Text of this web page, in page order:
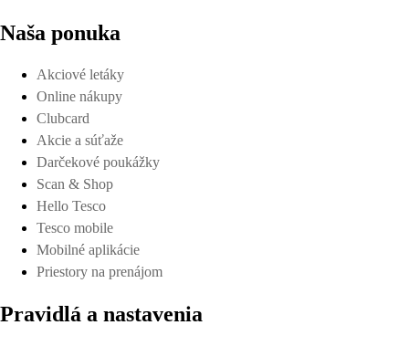
Naša ponuka
Akciové letáky
Online nákupy
Clubcard
Akcie a súťaže
Darčekové poukážky
Scan & Shop
Hello Tesco
Tesco mobile
Mobilné aplikácie
Priestory na prenájom
Pravidlá a nastavenia